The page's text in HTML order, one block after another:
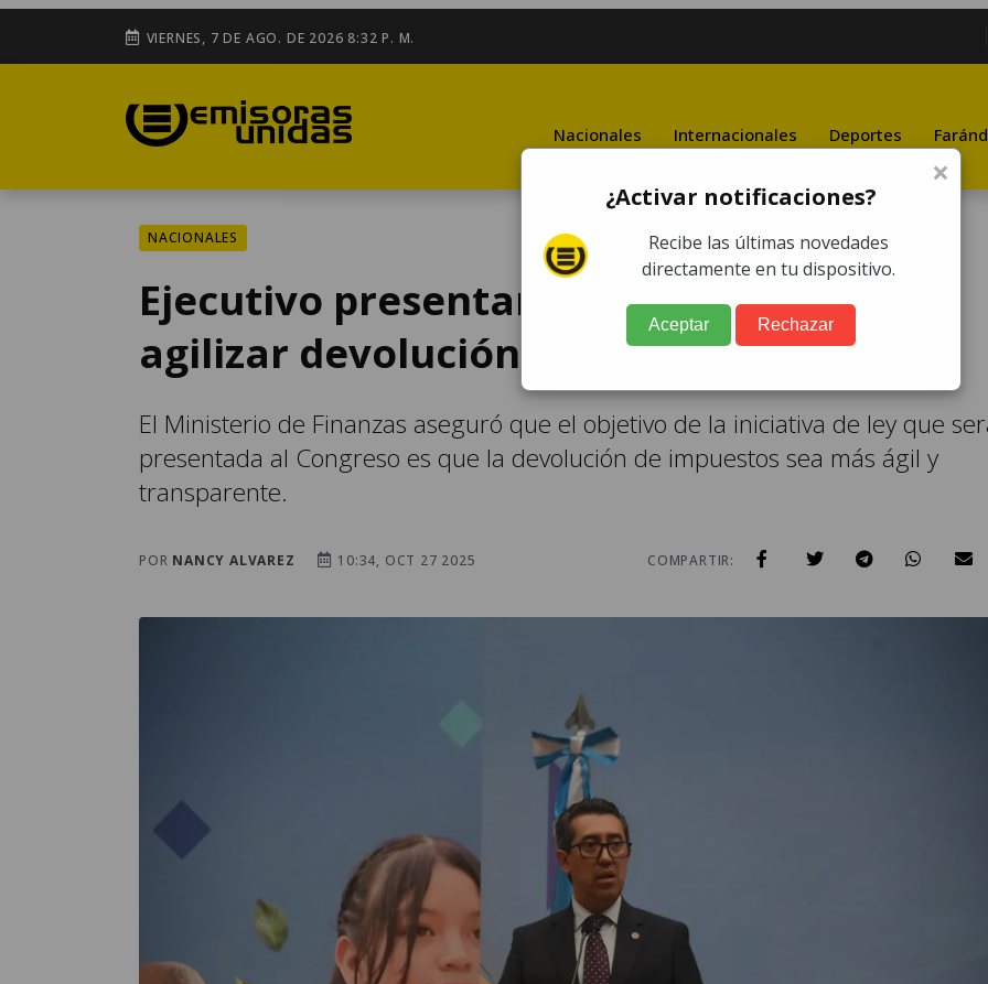
VIERNES, 7 DE AGO. DE 2026 8:32 P. M.
Nacionales Internacionales Deportes
NACIONALES
Ejecutivo presentará propuesta para
agilizar devolución de impuestos
El Ministerio de Finanzas aseguró que el objetivo de la iniciativa de ley que
presentada al Congreso es que la devolución de impuestos sea más ágil y
transparente.
POR NANCY ALVAREZ 10:34, OCT 27 2025 COMPARTIR:
×
¿Activar notificaciones?
Recibe las últimas novedades
directamente en tu dispositivo.
Aceptar Rechazar